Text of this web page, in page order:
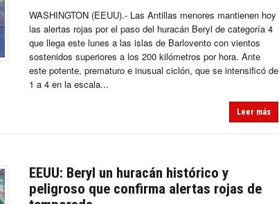
WASHINGTON (EEUU).- Las Antillas menores mantienen hoy
las alertas rojas por el paso del huracán Beryl de categoría 4
que llega este lunes a las islas de Barlovento con vientos
sostenidos superiores a los 200 kilómetros por hora. Ante
este potente, prematuro e inusual ciclón, que se intensificó de
1 a 4 en la escala...
Leer más
EEUU: Beryl un huracán histórico y
peligroso que confirma alertas rojas de